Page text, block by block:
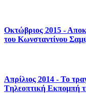
Οκτώβριος 2015 -
του Κωνσταντίνου
Απρίλιος 2014 - Το
Tηλεοπτική Eκπομπή